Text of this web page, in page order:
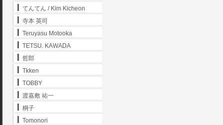
てんてん / Kim Kicheon
寺本 英司
Teruyasu Motooka
TETSU. KAWADA
哲郎
Tkken
TOBBY
渡嘉敷 祐一
桐子
Tomonori